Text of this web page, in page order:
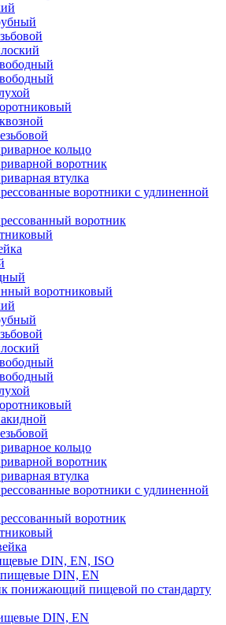
кольцо
воротник
втулка
воротники с удлиненной
воротник
воротниковый
кольцо
воротник
втулка
воротники с удлиненной
воротник
DIN, EN, ISO
DIN, EN
понижающий пищевой по стандарту
DIN, EN